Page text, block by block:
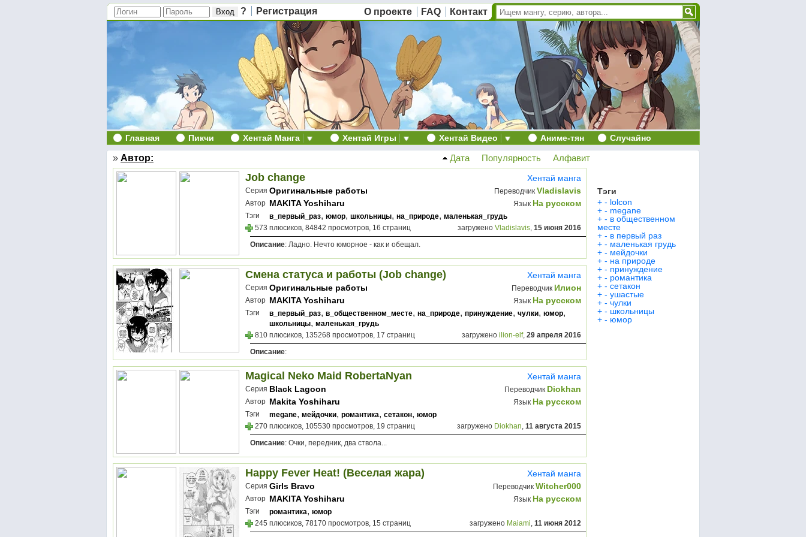
? Регистрация О проекте FAQ Контакт
Главная Пикчи Хентай Манга Хентай Игры Хентай Видео Аниме-тян Случайно
» Автор: Дата Популярность Алфавит
Хентай манга
Job change
Серия Оригинальные работы Переводчик Vladislavis
Автор MAKITA Yoshiharu Язык На русском
Тэги в_первый_раз, юмор, школьницы, на_природе, маленькая_грудь
573 плюсиков, 84842 просмотров, 16 страниц
загружено Vladislavis, 15 июня 2016
Описание: Ладно. Нечто юморное - как и обещал.
Хентай манга
Смена статуса и работы (Job change)
Серия Оригинальные работы Переводчик Илион
Автор MAKITA Yoshiharu Язык На русском
Тэги в_первый_раз, в_общественном_месте, на_природе, принуждение, чулки, юмор,
школьницы, маленькая_грудь
810 плюсиков, 135268 просмотров, 17 страниц
загружено ilion-elf, 29 апреля 2016
Описание:
Хентай манга
Magical Neko Maid RobertaNyan
Серия Black Lagoon Переводчик Diokhan
Автор Makita Yoshiharu Язык На русском
Тэги megane, мейдочки, романтика, сетакон, юмор
270 плюсиков, 105530 просмотров, 19 страниц
загружено Diokhan, 11 августа 2015
Описание: Очки, передник, два ствола...
Хентай манга
Happy Fever Heat! (Веселая жара)
Серия Girls Bravo Переводчик Witcher000
Автор MAKITA Yoshiharu Язык На русском
Тэги романтика, юмор
245 плюсиков, 78170 просмотров, 15 страниц
загружено Maiami, 11 июня 2012
Тэги
+ - lolcon
+ - megane
+ - в общественном
месте
+ - в первый раз
+ - маленькая грудь
+ - мейдочки
+ - на природе
+ - принуждение
+ - романтика
+ - сетакон
+ - ушастые
+ - чулки
+ - школьницы
+ - юмор